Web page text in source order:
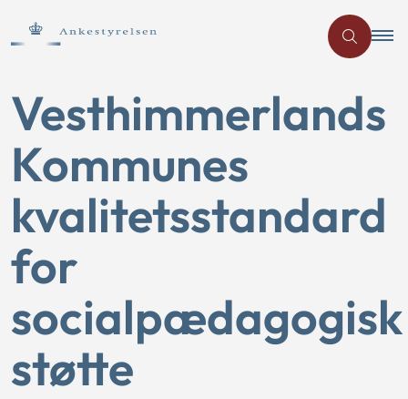
Vesthimmerlands
Kommunes
kvalitetsstandard
for
socialpædagogisk
støtte